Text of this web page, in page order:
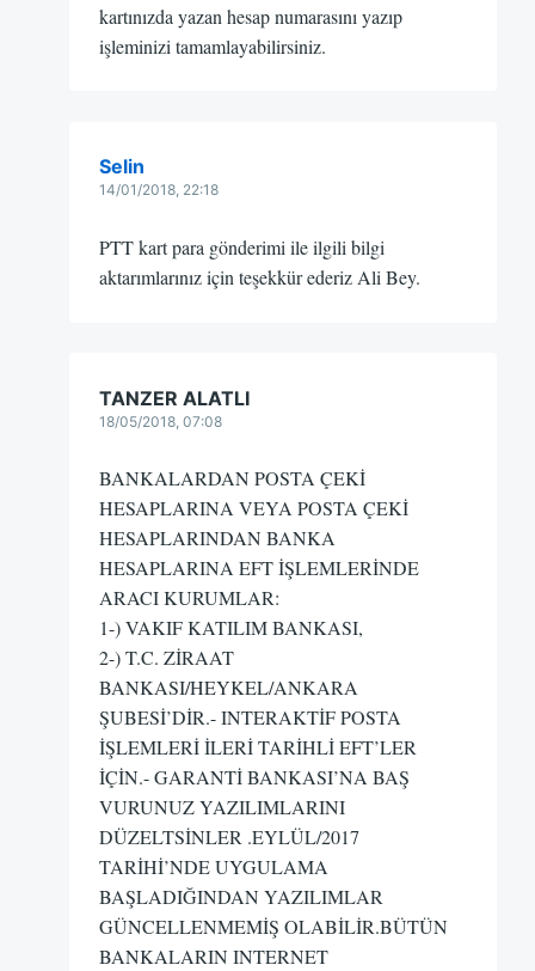
kartınızda yazan hesap numarasını yazıp
işleminizi tamamlayabilirsiniz.
Selin
14/01/2018, 22:18
PTT kart para gönderimi ile ilgili bilgi
aktarımlarınız için teşekkür ederiz Ali Bey.
TANZER ALATLI
18/05/2018, 07:08
BANKALARDAN POSTA ÇEKİ
HESAPLARINA VEYA POSTA ÇEKİ
HESAPLARINDAN BANKA
HESAPLARINA EFT İŞLEMLERİNDE
ARACI KURUMLAR:
1-) VAKIF KATILIM BANKASI,
2-) T.C. ZİRAAT
BANKASI/HEYKEL/ANKARA
ŞUBESİ’DİR.- INTERAKTİF POSTA
İŞLEMLERİ İLERİ TARİHLİ EFT’LER
İÇİN.- GARANTİ BANKASI’NA BAŞ
VURUNUZ YAZILIMLARINI
DÜZELTSİNLER .EYLÜL/2017
TARİHİ’NDE UYGULAMA
BAŞLADIĞINDAN YAZILIMLAR
GÜNCELLENMEMİŞ OLABİLİR.BÜTÜN
BANKALARIN INTERNET